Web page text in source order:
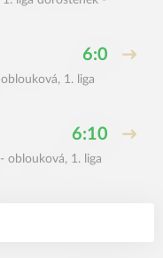
6:0
, 1. liga
6:10
oblouková, 1. liga